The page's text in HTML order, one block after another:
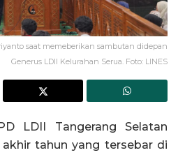
saat memeberikan sambutan didepan
Generus LDII Kelurahan Serua. Foto: LINES
LDII Tangerang Selatan
tahun yang tersebar di